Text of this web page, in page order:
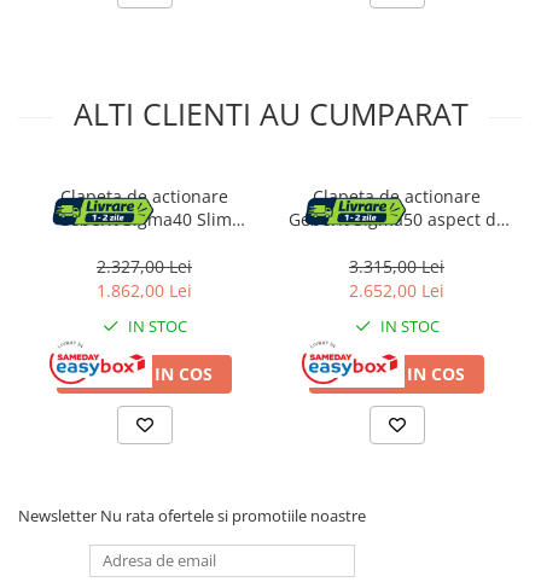
ALTI CLIENTI AU CUMPARAT
Clapeta de actionare
Geberit Sigma40 Slim
2.327,00 Lei
1.862,00 Lei
IN STOC
ADAUGA IN COS
Clapeta de actionare
Geberit Sigma50 aspect de
3.315,00 Lei
2.652,00 Lei
IN STOC
ADAUGA IN COS
Newsletter Nu rata ofertele si promotiile noastre